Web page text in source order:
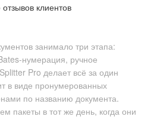
клиентов
занимало три этапа:
нумерация, ручное
Pro делает всё за один
в виде пронумерованных
по названию документа.
пакеты в тот же день, когда они